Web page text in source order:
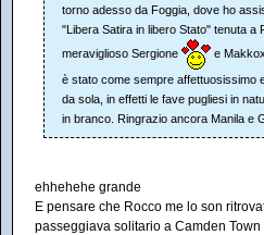
torno adesso da Foggia, dove ho
"Libera Satira in libero Stato" tenuta a
meraviglioso Sergione
e
è stato come sempre affettuosissimo
da sola, in effetti le fave pugliesi in
in branco. Ringrazio ancora Manila e
ehhehehe grande
E pensare che Rocco me lo son
passeggiava solitario a Camden